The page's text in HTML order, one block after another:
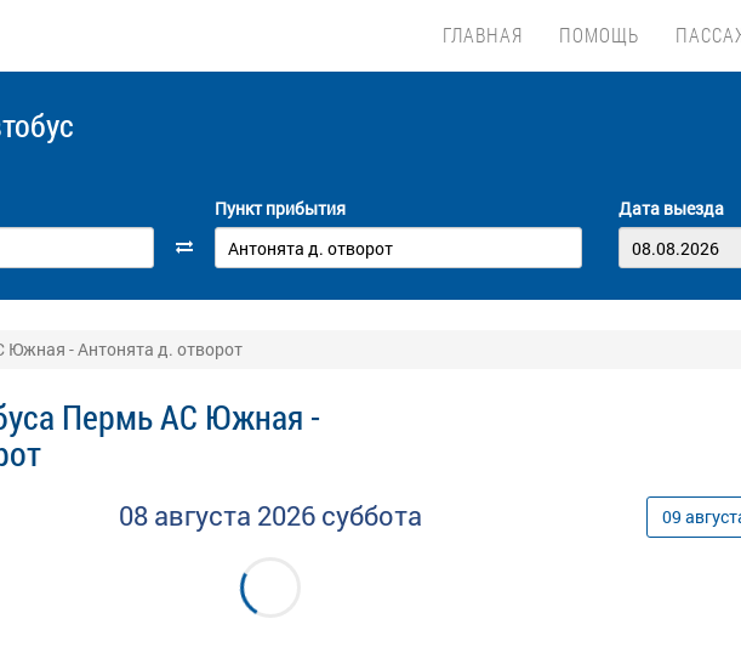
ГЛАВНАЯ ПОМОЩЬ
Пункт прибытия Дата выезда
Южная - Антонята д. отворот
Пермь АС Южная -
08 августа 2026 суббота 09